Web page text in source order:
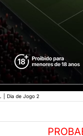
Dia de Jogo 2